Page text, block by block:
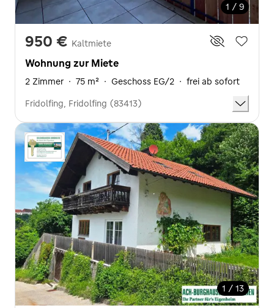
1 / 9
950 € Kaltmiete
Wohnung zur Miete
2 Zimmer · 75 m² · Geschoss EG/2 · frei ab sofort
Fridolfing, Fridolfing (83413)
1 / 13